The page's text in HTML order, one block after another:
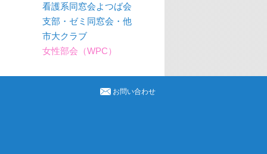
看護系同窓会よつば会
支部・ゼミ同窓会・他
市大クラブ
女性部会（WPC）
お問い合わせ